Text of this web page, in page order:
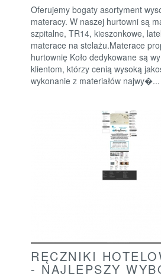
Oferujemy bogaty asortyment
materacy. W naszej hurtowni są
szpitalne, TR14, kieszonkowe,
materace na stelażu.Materace
hurtownię Koło dedykowane są
klientom, którzy cenią wysoką
wykonanie z materiałów najwy�...
RĘCZNIKI
- NAJLEPSZY